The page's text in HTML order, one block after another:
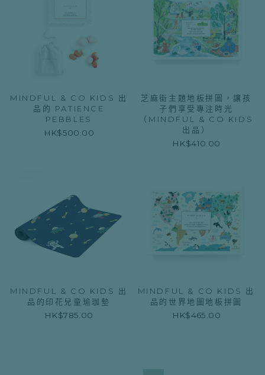
MINDFUL & CO KIDS 出
品的 PATIENCE
PEBBLES
HK$500.00
芝麻街主題地板拼圖，讓孩
子們享受專注時光
（MINDFUL & CO KIDS
出品）
HK$410.00
MINDFUL & CO KIDS 出
品的印花兒童瑜珈墊
HK$785.00
MINDFUL & CO KIDS 出
品的世界地圖地板拼圖
HK$465.00